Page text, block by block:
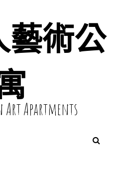
藝術公
Art Apartments